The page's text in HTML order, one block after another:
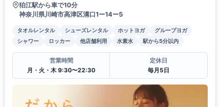
狛江駅から車で10分
神奈川県川崎市高津区溝口1ー14ー5
タオルレンタル シューズレンタル ホットヨガ
グループヨガ
シャワー
ロッカー 他店舗利用 水素水 駅から5分以内
営業時間
月・火・木 9:30〜22:30
定休日
毎月5日